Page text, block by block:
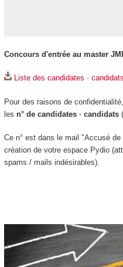
Concours d'entrée au master
Liste des candidates ·
Pour des raisons de
les n° de candidates · candidats
Ce n° est dans le mail "Accusé
création de votre espace Pydio
spams / mails indésirables).